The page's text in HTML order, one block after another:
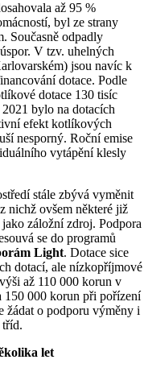
až 95 %
byl ze strany
Současně odpadly
V tzv. uhelných
jsou navíc k
dotace. Podle
dotace 130 tisíc
bylo na dotacích
efekt kotlíkových
nesporný. Roční emise
vytápění klesly
stále zbývá vyměnit
nichž ovšem některé již
záložní zdroj. Podpora
se do programů
Light. Dotace sice
dotací, ale nízkopříjmové
až 110 000 korun v
150 000 korun při pořízení
žádat o podporu výměny i
let